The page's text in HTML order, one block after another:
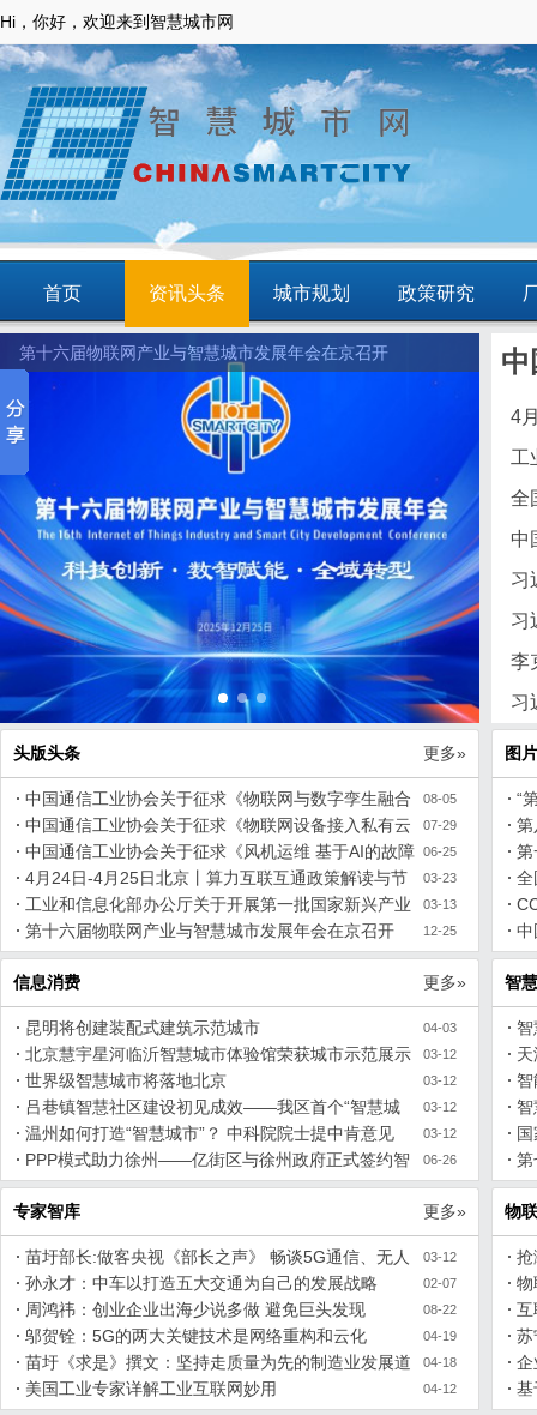
Hi，你好，欢迎来到智慧城市网
首页 资讯头条 城市规划 政策研究
动态 智慧应用 商圈
第十六届物联网产业与智慧城市发展年会在京召开
中
4
与
工
兴
全
中
战
习
习
李
步
习
三
更多»
头版头条
08-05
中国通信工业协会关于征求《物联网与数字孪生融合
系统参考架构（征求意见稿）》团体标准意见的函
07-29
中国通信工业协会关于征求《物联网设备接入私有云
的兼容性规范（征求意见稿）》团体标准意见的函
06-25
中国通信工业协会关于征求《风机运维 基于AI的故障
预测与健康管理(PHM)规范（征求意见稿）》团体标准意
见的函
03-23
4月24日-4月25日北京丨算力互联互通政策解读与节
点建设方案高级研修班
03-13
工业和信息化部办公厅关于开展第一批国家新兴产业
发展示范基地创建遴选工作的通知
12-25
第十六届物联网产业与智慧城市发展年会在京召开
图
“
第
第
全
应
中
作
更多»
信息消费
04-03
昆明将创建装配式建筑示范城市
03-12
北京慧宇星河临沂智慧城市体验馆荣获城市示范展示
厅
03-12
世界级智慧城市将落地北京
03-12
吕巷镇智慧社区建设初见成效——我区首个“智慧城
市”建设试点
03-12
温州如何打造“智慧城市”？ 中科院院士提中肯意见
06-26
PPP模式助力徐州——亿街区与徐州政府正式签约智
慧社区PPP项目
智
第
更多»
专家智库
03-12
苗圩部长:做客央视《部长之声》 畅谈5G通信、无人
驾驶、人工智能等热点话题
02-07
孙永才：中车以打造五大交通为自己的发展战略
08-22
周鸿祎：创业企业出海少说多做 避免巨头发现
04-19
邬贺铨：5G的两大关键技术是网络重构和云化
04-18
苗圩《求是》撰文：坚持走质量为先的制造业发展道
路
04-12
美国工业专家详解工业互联网妙用
物
抢
智
物
互
苏
企
业
基